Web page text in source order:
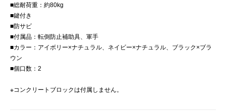
■総耐荷重：約80kg
■鍵付き
■防サビ
■付属品：転倒防止補助具、軍手
■カラー：アイボリー×ナチュラル、ネイビー×ナチュラル、ブラック×ブラ
ウン
■個口数：2
※コンクリートブロックは付属しません。